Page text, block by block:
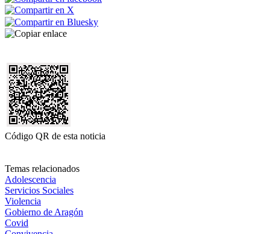
Código QR de esta noticia
Temas relacionados
Adolescencia
Servicios Sociales
Violencia
Gobierno de Aragón
Covid